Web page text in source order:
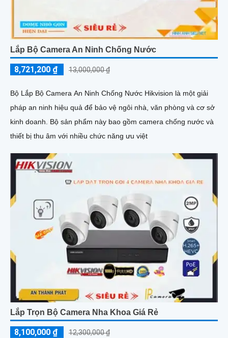
Lắp Bộ Camera An Ninh Chống Nước
8,721,200 ₫ 13,000,000 ₫
Bộ Lắp Bộ Camera An Ninh Chống Nước Hikvision là một giải
pháp an ninh hiệu quả để bảo vệ ngôi nhà, văn phòng và cơ sở
kinh doanh. Bộ sản phẩm này bao gồm camera chống nước và
thiết bị thu âm với nhiều chức năng ưu việt
Lắp Trọn Bộ Camera Nha Khoa Giá Rẻ
8,100,000 ₫ 12,300,000 ₫